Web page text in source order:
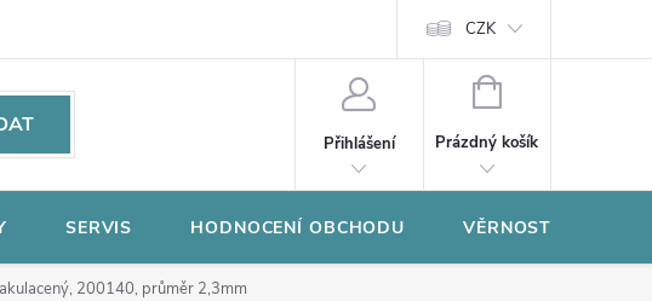
CZK
Přihlášení
NÁKUPNÍ
Prázdný košík
SERVIS HODNOCENÍ OBCHODU VĚRNOSTNÍ
200140, průměr 2,3mm